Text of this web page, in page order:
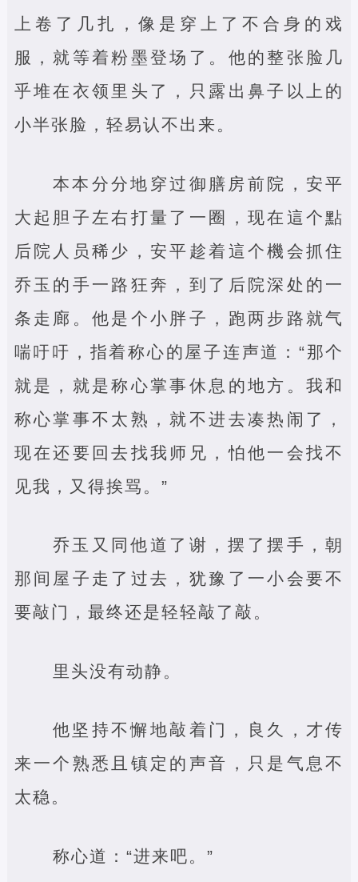
上卷了几扎，像是穿上了不合身的戏
服，就等着粉墨登场了。他的整张脸几
乎堆在衣领里头了，只露出鼻子以上的
小半张脸，轻易认不出来。
本本分分地穿过御膳房前院，安平
大起胆子左右打量了一圈，现在這个點
后院人员稀少，安平趁着這个機会抓住
乔玉的手一路狂奔，到了后院深处的一
条走廊。他是个小胖子，跑两步路就气
喘吁吁，指着称心的屋子连声道：“那个
就是，就是称心掌事休息的地方。我和
称心掌事不太熟，就不进去凑热闹了，
现在还要回去找我师兄，怕他一会找不
见我，又得挨骂。”
乔玉又同他道了谢，摆了摆手，朝
那间屋子走了过去，犹豫了一小会要不
要敲门，最终还是轻轻敲了敲。
里头没有动静。
他坚持不懈地敲着门，良久，才传
来一个熟悉且镇定的声音，只是气息不
太稳。
称心道：“进来吧。”